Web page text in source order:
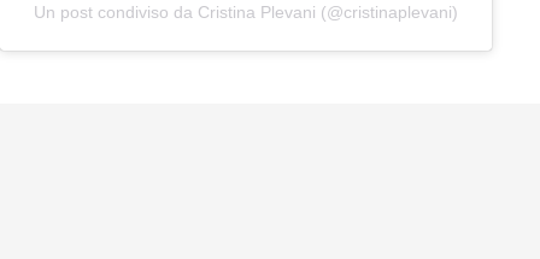
Un post condiviso da Cristina Plevani (@cristinaplevani)